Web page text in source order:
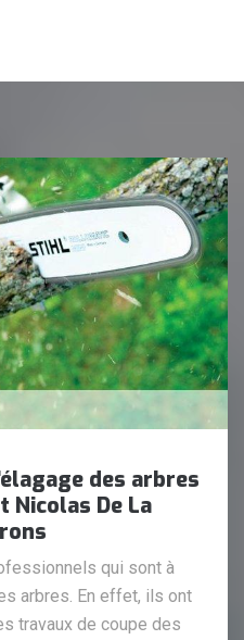
des arbres
Nicolas De La
qui sont à
arbres. En effet, ils ont
travaux de coupe des